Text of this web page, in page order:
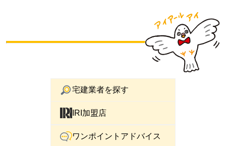
宅建業者を探す
IRI加盟店
ワンポイントアドバイス